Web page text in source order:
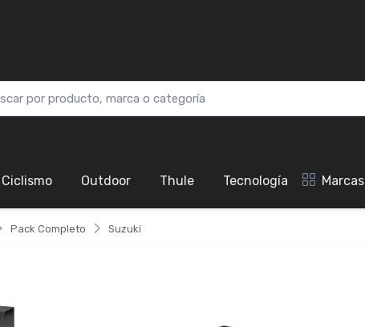
Ciclismo Outdoor Thule Tecnología Marcas
Pack Completo Suzuki